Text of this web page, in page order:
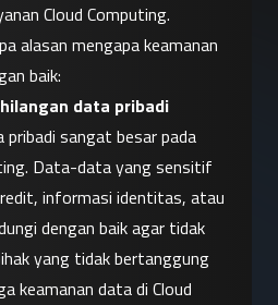
Cloud Computing.
alasan mengapa keamanan
baik:
data pribadi
pribadi sangat besar pada
Data-data yang sensitif
informasi identitas, atau
dengan baik agar tidak
yang tidak bertanggung
keamanan data di Cloud